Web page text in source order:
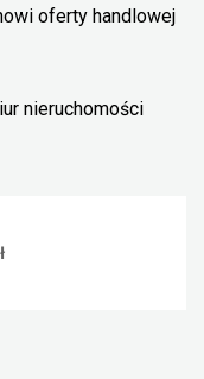
oferty handlowej
nieruchomości